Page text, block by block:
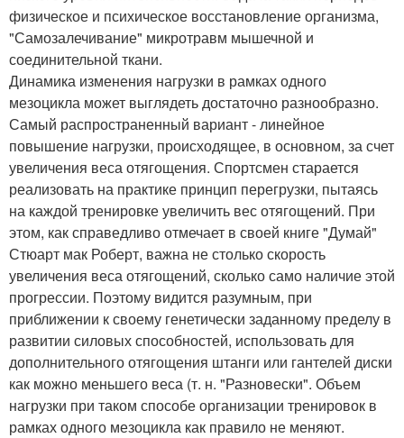
физическое и психическое восстановление организма,
"Самозалечивание" микротравм мышечной и
соединительной ткани.
Динамика изменения нагрузки в рамках одного
мезоцикла может выглядеть достаточно разнообразно.
Самый распространенный вариант - линейное
повышение нагрузки, происходящее, в основном, за счет
увеличения веса отягощения. Спортсмен старается
реализовать на практике принцип перегрузки, пытаясь
на каждой тренировке увеличить вес отягощений. При
этом, как справедливо отмечает в своей книге "Думай"
Стюарт мак Роберт, важна не столько скорость
увеличения веса отягощений, сколько само наличие этой
прогрессии. Поэтому видится разумным, при
приближении к своему генетически заданному пределу в
развитии силовых способностей, использовать для
дополнительного отягощения штанги или гантелей диски
как можно меньшего веса (т. н. "Разновески". Объем
нагрузки при таком способе организации тренировок в
рамках одного мезоцикла как правило не меняют.